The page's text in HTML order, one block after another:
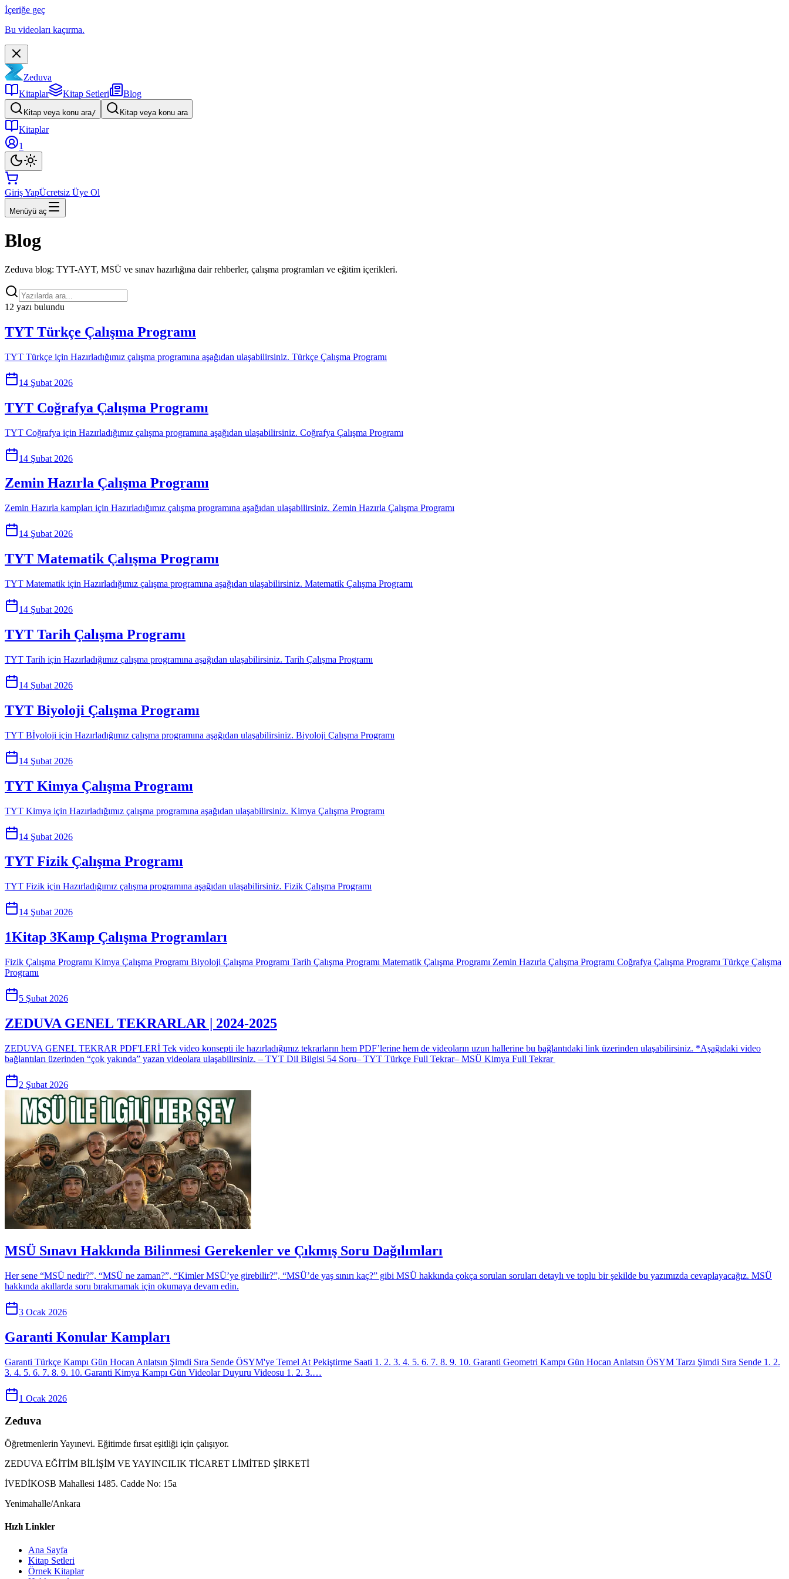
İçeriğe geç
Bu videoları kaçırma.
Zeduva
Kitaplar
Kitap Setleri Blog
Kitap veya konu ara/ Kitap veya konu ara
Kitaplar
1
Giriş YapÜcretsiz Üye Ol
Menüyü aç
Blog
Zeduva blog: TYT-AYT, MSÜ ve sınav hazırlığına dair rehberler, çalışma programları ve eğitim içerikleri.
12 yazı bulundu
TYT Türkçe Çalışma Programı
TYT Türkçe için Hazırladığımız çalışma programına aşağıdan ulaşabilirsiniz. Türkçe Çalışma Programı
14 Şubat 2026
TYT Coğrafya Çalışma Programı
TYT Coğrafya için Hazırladığımız çalışma programına aşağıdan ulaşabilirsiniz. Coğrafya Çalışma Programı
14 Şubat 2026
Zemin Hazırla Çalışma Programı
Zemin Hazırla kampları için Hazırladığımız çalışma programına aşağıdan ulaşabilirsiniz. Zemin Hazırla Çalışma Programı
14 Şubat 2026
TYT Matematik Çalışma Programı
TYT Matematik için Hazırladığımız çalışma programına aşağıdan ulaşabilirsiniz. Matematik Çalışma Programı
14 Şubat 2026
TYT Tarih Çalışma Programı
TYT Tarih için Hazırladığımız çalışma programına aşağıdan ulaşabilirsiniz. Tarih Çalışma Programı
14 Şubat 2026
TYT Biyoloji Çalışma Programı
TYT Bİyoloji için Hazırladığımız çalışma programına aşağıdan ulaşabilirsiniz. Biyoloji Çalışma Programı
14 Şubat 2026
TYT Kimya Çalışma Programı
TYT Kimya için Hazırladığımız çalışma programına aşağıdan ulaşabilirsiniz. Kimya Çalışma Programı
14 Şubat 2026
TYT Fizik Çalışma Programı
TYT Fizik için Hazırladığımız çalışma programına aşağıdan ulaşabilirsiniz. Fizik Çalışma Programı
14 Şubat 2026
1Kitap 3Kamp Çalışma Programları
Fizik Çalışma Programı Kimya Çalışma Programı Biyoloji Çalışma Programı Tarih Çalışma Programı Matematik Çalışma Programı Zemin Hazırla Çalışma Programı Coğrafya Çalışma Programı Türkçe Çalışma
Programı
5 Şubat 2026
ZEDUVA GENEL TEKRARLAR | 2024-2025
ZEDUVA GENEL TEKRAR PDF'LERİ Tek video konsepti ile hazırladığımız tekrarların hem PDF’lerine hem de videoların uzun hallerine bu bağlantıdaki link üzerinden ulaşabilirsiniz. *Aşağıdaki video
bağlantıları üzerinden “çok yakında” yazan videolara ulaşabilirsiniz. – TYT Dil Bilgisi 54 Soru– TYT Türkçe Full Tekrar– MSÜ Kimya Full Tekrar
2 Şubat 2026
MSÜ Sınavı Hakkında Bilinmesi Gerekenler ve Çıkmış Soru Dağılımları
Her sene “MSÜ nedir?”, “MSÜ ne zaman?”, “Kimler MSÜ’ye girebilir?”, “MSÜ’de yaş sınırı kaç?” gibi MSÜ hakkında çokça sorulan soruları detaylı ve toplu bir şekilde bu yazımızda cevaplayacağız. MSÜ
hakkında akıllarda soru bırakmamak için okumaya devam edin.
3 Ocak 2026
Garanti Konular Kampları
Garanti Türkçe Kampı Gün Hocan Anlatsın Şimdi Sıra Sende ÖSYM'ye Temel At Pekiştirme Saati 1. 2. 3. 4. 5. 6. 7. 8. 9. 10. Garanti Geometri Kampı Gün Hocan Anlatsın ÖSYM Tarzı Şimdi Sıra Sende 1. 2.
3. 4. 5. 6. 7. 8. 9. 10. Garanti Kimya Kampı Gün Videolar Duyuru Videosu 1. 2. 3.…
1 Ocak 2026
Zeduva
Öğretmenlerin Yayınevi. Eğitimde fırsat eşitliği için çalışıyor.
ZEDUVA EĞİTİM BİLİŞİM VE YAYINCILIK TİCARET LİMİTED ŞİRKETİ
İVEDİKOSB Mahallesi 1485. Cadde No: 15a
Yenimahalle/Ankara
Hızlı Linkler
Ana Sayfa
Kitap Setleri
Örnek Kitaplar